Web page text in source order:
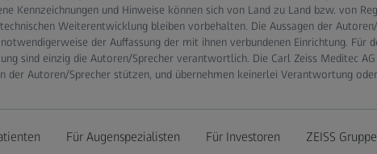
Kennzeichnungen und Hinweise können sich von Land zu Land bzw. von
Weiterentwicklung bleiben vorbehalten. Die Aussagen der
der Auffassung der mit ihnen verbundenen Einrichtung. Für
sind einzig die Autoren/Sprecher verantwortlich. Die Carl Zeiss Meditec
der Autoren/Sprecher stützen, und übernehmen keinerlei Verantwortung
Für Augenspezialisten Für Investoren ZEISS Gruppe